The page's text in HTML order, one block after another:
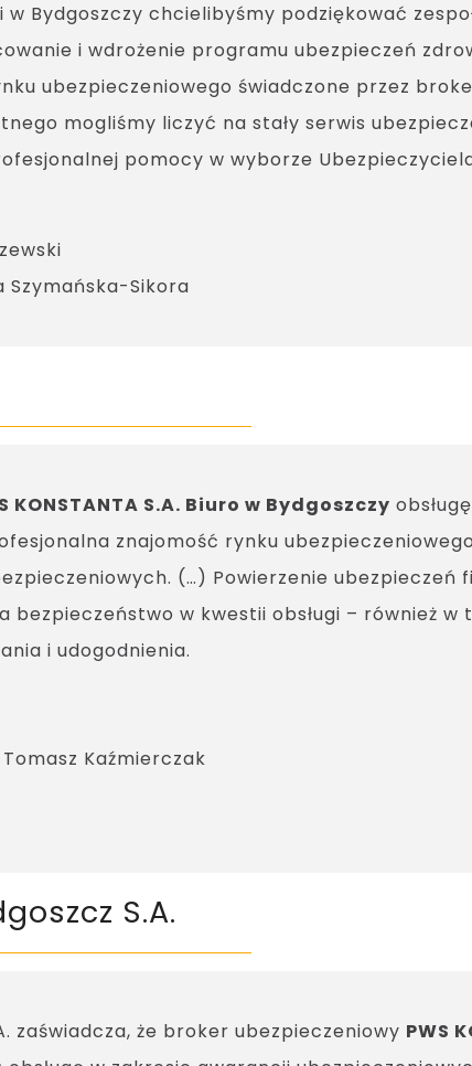
w Bydgoszczy chcielibyśmy podziękować
i wdrożenie programu ubezpieczeń
ubezpieczeniowego świadczone przez
mogliśmy liczyć na stały serwis
pomocy w wyborze
Szymańska-Sikora
KONSTANTA S.A. Biuro w Bydgoszczy
znajomość rynku
(…) Powierzenie ubezpieczeń
bezpieczeństwo w kwestii obsługi – również
i udogodnienia.
Kaźmierczak
S.A.
zaświadcza, że broker ubezpieczeniowy PWS